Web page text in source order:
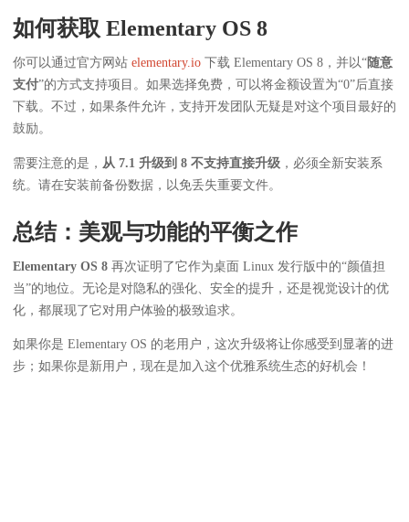
如何获取 Elementary OS 8
你可以通过官方网站 elementary.io下载 Elementary OS 8，并以“随意
支付”的方式支持项目。如果选择免费，可以将金额设置为“0”后直接
下载。不过，如果条件允许，支持开发团队无疑是对这个项目最好的
鼓励。
需要注意的是， 从 7.1 升级到 8 不支持直接升级，必须全新安装系
统。请在安装前备份数据，以免丢失重要文件。
总结：美观与功能的平衡之作
Elementary OS 8再次证明了它作为桌面 Linux 发行版中的“颜值担
当”的地位。无论是对隐私的强化、安全的提升，还是视觉设计的优
化，都展现了它对用户体验的极致追求。
如果你是 Elementary OS 的老用户，这次升级将让你感受到显著的进
步；如果你是新用户，现在是加入这个优雅系统生态的好机会！